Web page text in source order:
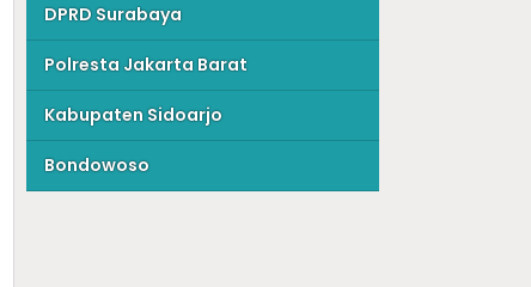
DPRD Surabaya
Polresta Jakarta Barat
Kabupaten Sidoarjo
Bondowoso